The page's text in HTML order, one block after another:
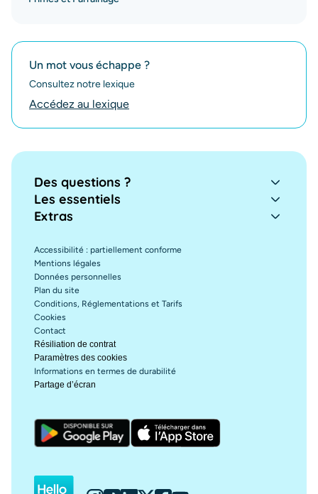
Un mot vous échappe ?
Consultez notre lexique
Accédez au lexique
Des questions ?
Les essentiels
Extras
Accessibilité : partiellement conforme
Mentions légales
Données personnelles
Plan du site
Conditions, Réglementations et Tarifs
Cookies
Contact
Résiliation de contrat
Paramètres des cookies
Informations en termes de durabilité
Partage d’écran